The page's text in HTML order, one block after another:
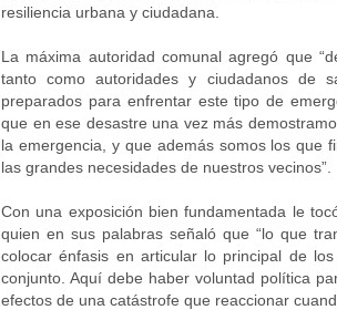
resiliencia urbana y ciudadana.
La máxima autoridad comunal agregó que
tanto como autoridades y ciudadanos de
preparados para enfrentar este tipo de
que en ese desastre una vez más
la emergencia, y que además somos los que
las grandes necesidades de nuestros vecinos”.
Con una exposición bien fundamentada le
quien en sus palabras señaló que “lo que
colocar énfasis en articular lo principal de
conjunto. Aquí debe haber voluntad política
efectos de una catástrofe que reaccionar